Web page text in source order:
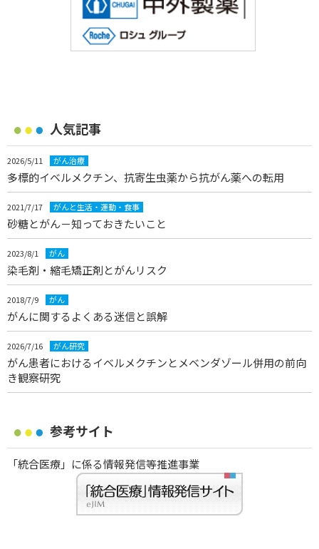
人気記事
2026/5/11 がん治療
多標的イベルメクチン、抗寄生虫薬から抗がん薬への転用
2021/7/17 がんと生活・運動・食事
砂糖とがん－知っておきたいこと
2023/8/1 がん
染毛剤・縮毛矯正剤とがんリスク
2018/7/9 がん
がんに関するよくある迷信と誤解
2026/7/16 がん研究
がん患者におけるイベルメクチンとメベンダゾール併用の前向
き観察研究
参考サイト
「統合医療」に係る情報発信等推進事業